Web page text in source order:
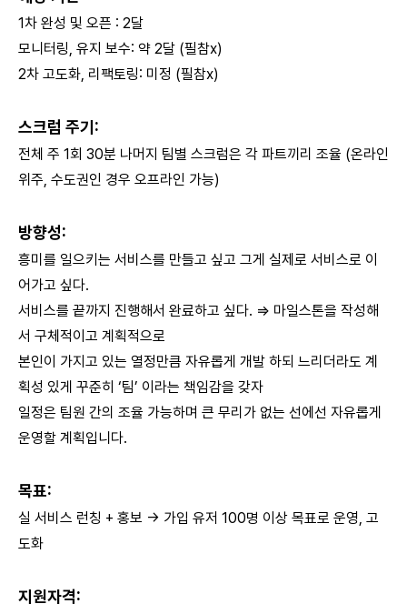
1차 완성 및 오픈 : 2달
모니터링, 유지 보수: 약 2달 (필참x)
2차 고도화, 리팩토링: 미정 (필참x)
스크럼 주기:
전체 주 1회 30분 나머지 팀별 스크럼은 각 파트끼리 조율 (온라인
위주, 수도권인 경우 오프라인 가능)
방향성:
흥미를 일으키는 서비스를 만들고 싶고 그게 실제로 서비스로 이
어가고 싶다.
서비스를 끝까지 진행해서 완료하고 싶다. ⇒ 마일스톤을 작성해
서 구체적이고 계획적으로
본인이 가지고 있는 열정만큼 자유롭게 개발 하되 느리더라도 계
획성 있게 꾸준히 ‘팀’ 이라는 책임감을 갖자
일정은 팀원 간의 조율 가능하며 큰 무리가 없는 선에선 자유롭게
운영할 계획입니다.
목표:
실 서비스 런칭 + 홍보 → 가입 유저 100명 이상 목표로 운영, 고
도화
지원자격: